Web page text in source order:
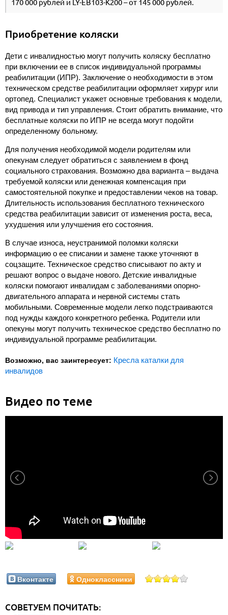
170 000 рублей и LY-EB103-K200 – от 145 000 рублей.
Приобретение коляски
Дети с инвалидностью могут получить коляску бесплатно
при включении ее в список индивидуальной программы
реабилитации (ИПР). Заключение о необходимости в этом
техническом средстве реабилитации оформляет хирург или
ортопед. Специалист укажет основные требования к модели,
вид привода и тип управления. Стоит обратить внимание, что
бесплатные коляски по ИПР не всегда могут подойти
определенному больному.
Для получения необходимой модели родителям или
опекунам следует обратиться с заявлением в фонд
социального страхования. Возможно два варианта – выдача
требуемой коляски или денежная компенсация при
самостоятельной покупке и предоставлении чеков на товар.
Длительность использования бесплатного технического
средства реабилитации зависит от изменения роста, веса,
ухудшения или улучшения его состояния.
В случае износа, неустранимой поломки коляски
информацию о ее списании и замене также уточняют в
соцзащите. Техническое средство списывают по акту и
решают вопрос о выдаче нового. Детские инвалидные
коляски помогают инвалидам с заболеваниями опорно-
двигательного аппарата и нервной системы стать
мобильными. Современные модели легко подстраиваются
под нужды каждого конкретного ребенка. Родители или
опекуны могут получить техническое средство бесплатно по
индивидуальной программе реабилитации.
Возможно, вас заинтересует: Кресла каталки для
инвалидов
Видео по теме
Вконтакте Одноклассники
СОВЕТУЕМ ПОЧИТАТЬ: